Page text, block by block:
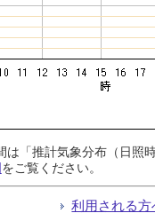
「推計気象分布（日照
をご覧ください。
利用される方